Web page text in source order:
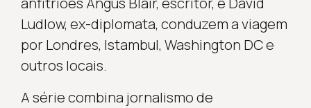
Ludlow, ex-diplomata, conduzem a viagem
por Londres, Istambul, Washington DC e
outros locais.
A série combina jornalismo de